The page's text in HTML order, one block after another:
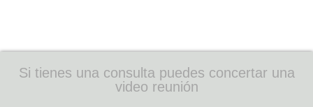
Si tienes una consulta puedes concertar una
video reunión